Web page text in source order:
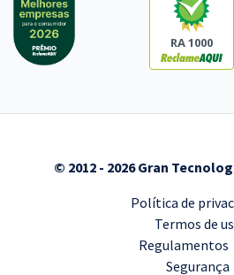
RA 1000
© 2012 - 2026 Gran
Política de
Termos de
Regulamentos
Segurança